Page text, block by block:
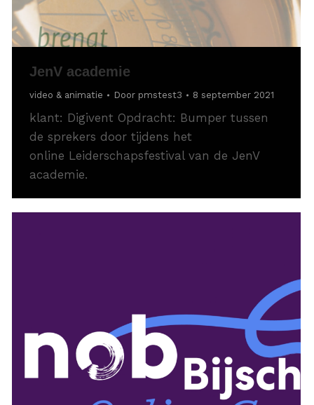
JenV academie
video & animatie Door pmstest3 8 september 2021
klant: Digivent Opdracht: Bumper tussen
de sprekers door tijdens het
online Leiderschapsfestival van de JenV
academie.